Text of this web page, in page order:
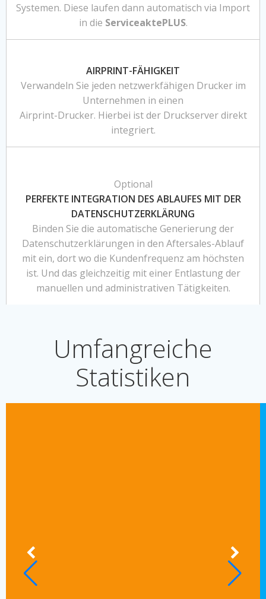
Systemen. Diese laufen dann automatisch via Import
in die ServiceaktePLUS.
AIRPRINT-FÄHIGKEIT
Verwandeln Sie jeden netzwerkfähigen Drucker im
Unternehmen in einen
Airprint-Drucker. Hierbei ist der Druckserver direkt
integriert.
Optional
PERFEKTE INTEGRATION DES ABLAUFES MIT DER
DATENSCHUTZERKLÄRUNG
Binden Sie die automatische Generierung der
Datenschutzerklärungen in den Aftersales-Ablauf
mit ein, dort wo die Kundenfrequenz am höchsten
ist. Und das gleichzeitig mit einer Entlastung der
manuellen und administrativen Tätigkeiten.
Umfangreiche
Statistiken